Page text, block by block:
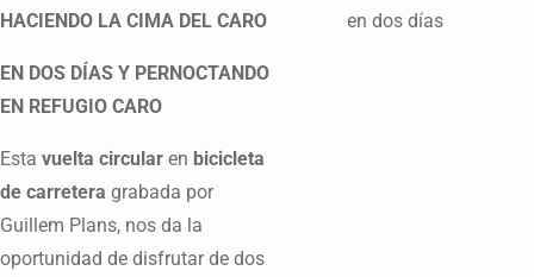
HACIENDO LA CIMA DEL CARO
EN DOS DÍAS Y PERNOCTANDO
EN REFUGIO CARO
Esta vuelta circular en bicicleta
de carretera grabada por
Guillem Plans, nos da la
oportunidad de disfrutar de dos